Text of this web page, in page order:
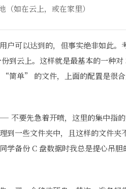
如在云上，或在家里）
户可以达到的，但事实绝非如此
到云上。这样就是最基本的一种
“简单” 的文件，上面的配置是很
不要先急着开喷，这里的集中指的
到一些文件夹中，且这样的文件夹
学备份 C 盘数据时我总是提心吊